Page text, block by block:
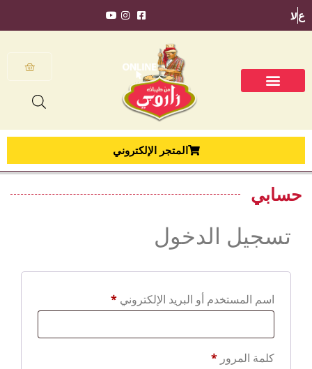
عע
المتجر الإلكتروني
حسابي
تسجيل الدخول
اسم المستخدم أو البريد الإلكتروني *
كلمة المرور *